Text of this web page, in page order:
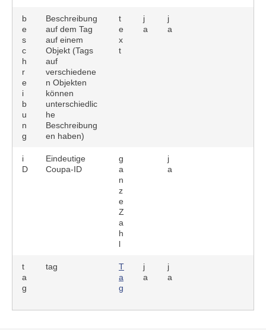
b
e
s
c
h
r
e
i
b
u
n
g
Beschreibung
auf dem Tag
auf einem
Objekt (Tags
auf
verschiedene
n Objekten
können
unterschiedlic
he
Beschreibung
en haben)
t
e
x
t
j
a
j
a
i
D
Eindeutige
Coupa-ID
g
a
n
z
e
Z
a
h
l
j
a
t
a
g
tag
T
a
g
j
a
j
a